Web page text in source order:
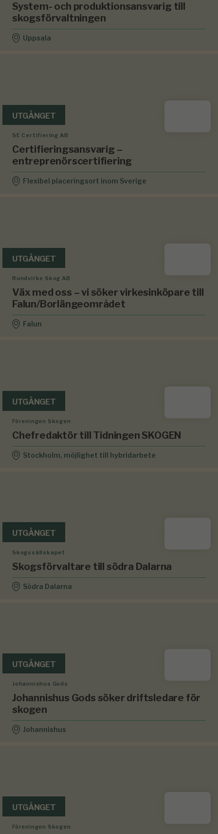
System- och produktionsansvarig till
skogsförvaltningen
Uppsala
UTGÅNGET
SE Certifiering AB
Certifieringsansvarig –
entreprenörscertifiering
Flexibel placeringsort inom Sverige
UTGÅNGET
Rundvirke Skog AB
Väx med oss – vi söker virkesinköpare till
Falun/Borlängeområdet
Falun
UTGÅNGET
Föreningen Skogen
Chefredaktör till Tidningen SKOGEN
Stockholm, möjlighet till hybridarbete
UTGÅNGET
Skogssällskapet
Skogsförvaltare till södra Dalarna
Södra Dalarna
UTGÅNGET
Johannishus Gods
Johannishus Gods söker driftsledare för
skogen
Johannishus
UTGÅNGET
Föreningen Skogen